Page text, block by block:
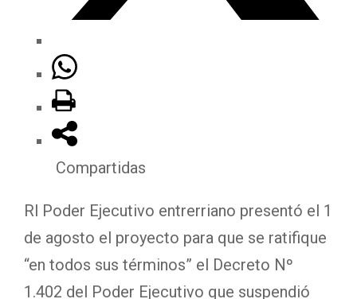
Compartidas
Rl Poder Ejecutivo entrerriano presentó el 1
de agosto el proyecto para que se ratifique
“en todos sus términos” el Decreto Nº
1.402 del Poder Ejecutivo que suspendió